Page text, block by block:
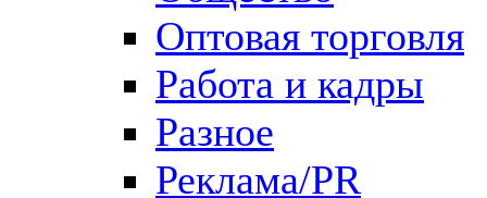
Оптовая торговля
Работа и кадры
Разное
Реклама/PR